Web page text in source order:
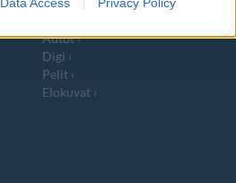
Autot
Digi
Pelit
Elokuvat